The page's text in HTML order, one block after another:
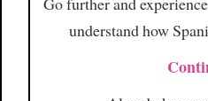
understand how